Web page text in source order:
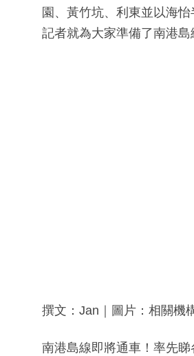
園、黃竹坑、利東並以海
記者就為大家準備了南港
撰文：Jan｜圖片：相關機
南港島線即將通車！率先